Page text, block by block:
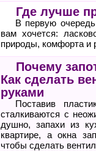
Где лучше
В первую
вам хочется:
природы, комфорта и
Почему
Как сделать
руками
Поставив
сталкиваются с
душно, запахи из
квартире, а окна
чтобы сделать